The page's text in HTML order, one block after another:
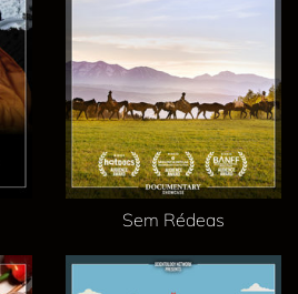
Sem Rédeas